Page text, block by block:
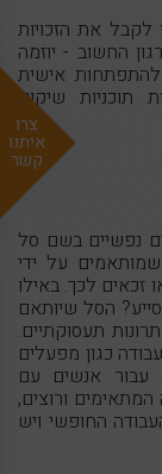
צרו
איתנו
קשר
לקבל את הזכויות
החשוב - יוזמה
אישית
תוכניות שיקום
נפשיים בשם סל
על ידי
זכאים לכך. באילו
הסל שיותאם
תעסוקתיים.
כגון מפעלים
עבור אנשים עם
ורוצים,
החופשי ויש